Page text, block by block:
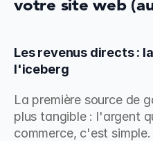
votre site web
Les revenus directs :
l'iceberg
La première source de
plus tangible : l'argent
commerce, c'est